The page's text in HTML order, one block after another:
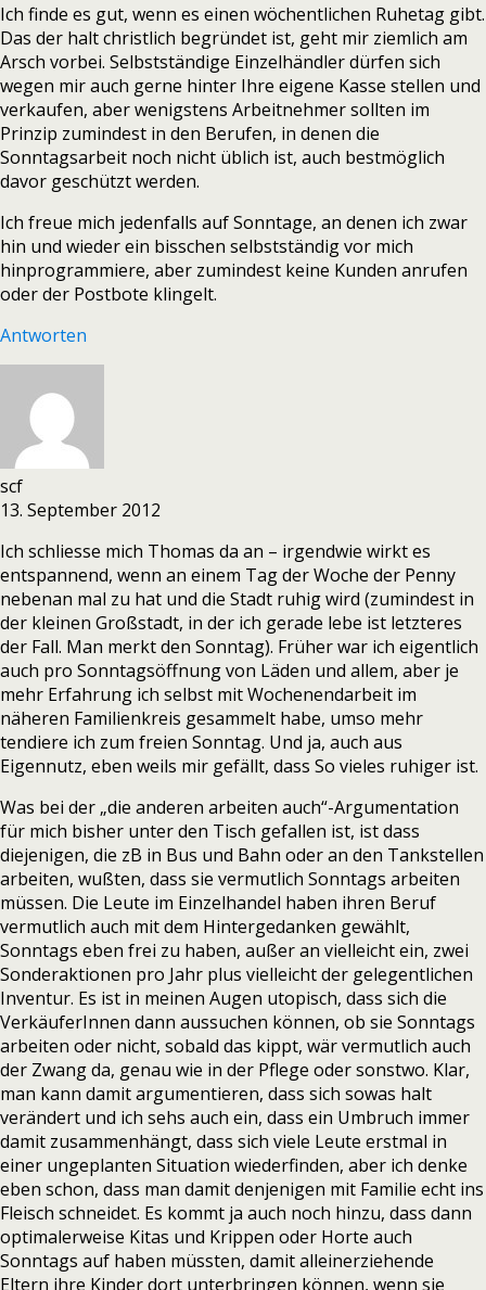
Ich finde es gut, wenn es einen wöchentlichen Ruhetag gibt.
Das der halt christlich begründet ist, geht mir ziemlich am
Arsch vorbei. Selbstständige Einzelhändler dürfen sich
wegen mir auch gerne hinter Ihre eigene Kasse stellen und
verkaufen, aber wenigstens Arbeitnehmer sollten im
Prinzip zumindest in den Berufen, in denen die
Sonntagsarbeit noch nicht üblich ist, auch bestmöglich
davor geschützt werden.
Ich freue mich jedenfalls auf Sonntage, an denen ich zwar
hin und wieder ein bisschen selbstständig vor mich
hinprogrammiere, aber zumindest keine Kunden anrufen
oder der Postbote klingelt.
Antworten
scf
13. September 2012
Ich schliesse mich Thomas da an – irgendwie wirkt es
entspannend, wenn an einem Tag der Woche der Penny
nebenan mal zu hat und die Stadt ruhig wird (zumindest in
der kleinen Großstadt, in der ich gerade lebe ist letzteres
der Fall. Man merkt den Sonntag). Früher war ich eigentlich
auch pro Sonntagsöffnung von Läden und allem, aber je
mehr Erfahrung ich selbst mit Wochenendarbeit im
näheren Familienkreis gesammelt habe, umso mehr
tendiere ich zum freien Sonntag. Und ja, auch aus
Eigennutz, eben weils mir gefällt, dass So vieles ruhiger ist.
Was bei der „die anderen arbeiten auch“-Argumentation
für mich bisher unter den Tisch gefallen ist, ist dass
diejenigen, die zB in Bus und Bahn oder an den Tankstellen
arbeiten, wußten, dass sie vermutlich Sonntags arbeiten
müssen. Die Leute im Einzelhandel haben ihren Beruf
vermutlich auch mit dem Hintergedanken gewählt,
Sonntags eben frei zu haben, außer an vielleicht ein, zwei
Sonderaktionen pro Jahr plus vielleicht der gelegentlichen
Inventur. Es ist in meinen Augen utopisch, dass sich die
VerkäuferInnen dann aussuchen können, ob sie Sonntags
arbeiten oder nicht, sobald das kippt, wär vermutlich auch
der Zwang da, genau wie in der Pflege oder sonstwo. Klar,
man kann damit argumentieren, dass sich sowas halt
verändert und ich sehs auch ein, dass ein Umbruch immer
damit zusammenhängt, dass sich viele Leute erstmal in
einer ungeplanten Situation wiederfinden, aber ich denke
eben schon, dass man damit denjenigen mit Familie echt ins
Fleisch schneidet. Es kommt ja auch noch hinzu, dass dann
optimalerweise Kitas und Krippen oder Horte auch
Sonntags auf haben müssten, damit alleinerziehende
Eltern ihre Kinder dort unterbringen können, wenn sie